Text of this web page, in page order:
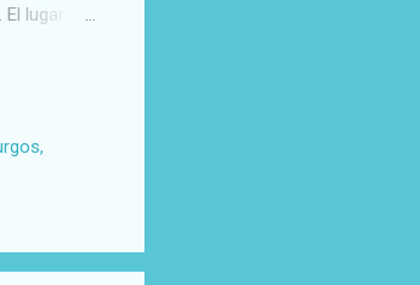
lugar
las
como